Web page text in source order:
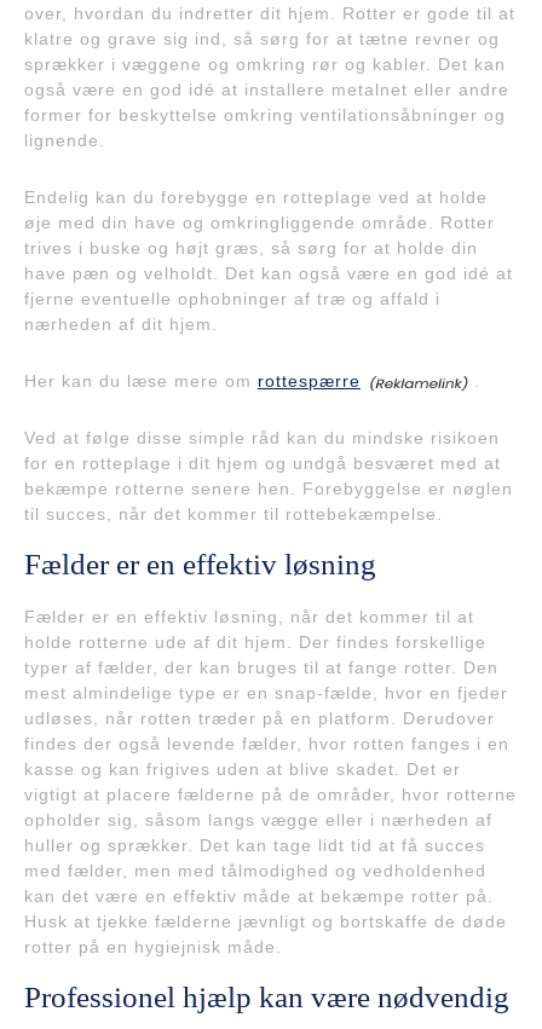
over, hvordan du indretter dit hjem. Rotter er gode til at
klatre og grave sig ind, så sørg for at tætne revner og
sprækker i væggene og omkring rør og kabler. Det kan
også være en god idé at installere metalnet eller andre
former for beskyttelse omkring ventilationsåbninger og
lignende.
Endelig kan du forebygge en rotteplage ved at holde
øje med din have og omkringliggende område. Rotter
trives i buske og højt græs, så sørg for at holde din
have pæn og velholdt. Det kan også være en god idé at
fjerne eventuelle ophobninger af træ og affald i
nærheden af dit hjem.
Her kan du læse mere om rottespærre .
Ved at følge disse simple råd kan du mindske risikoen
for en rotteplage i dit hjem og undgå besværet med at
bekæmpe rotterne senere hen. Forebyggelse er nøglen
til succes, når det kommer til rottebekæmpelse.
Fælder er en effektiv løsning
Fælder er en effektiv løsning, når det kommer til at
holde rotterne ude af dit hjem. Der findes forskellige
typer af fælder, der kan bruges til at fange rotter. Den
mest almindelige type er en snap-fælde, hvor en fjeder
udløses, når rotten træder på en platform. Derudover
findes der også levende fælder, hvor rotten fanges i en
kasse og kan frigives uden at blive skadet. Det er
vigtigt at placere fælderne på de områder, hvor rotterne
opholder sig, såsom langs vægge eller i nærheden af
huller og sprækker. Det kan tage lidt tid at få succes
med fælder, men med tålmodighed og vedholdenhed
kan det være en effektiv måde at bekæmpe rotter på.
Husk at tjekke fælderne jævnligt og bortskaffe de døde
rotter på en hygiejnisk måde.
Professionel hjælp kan være nødvendig